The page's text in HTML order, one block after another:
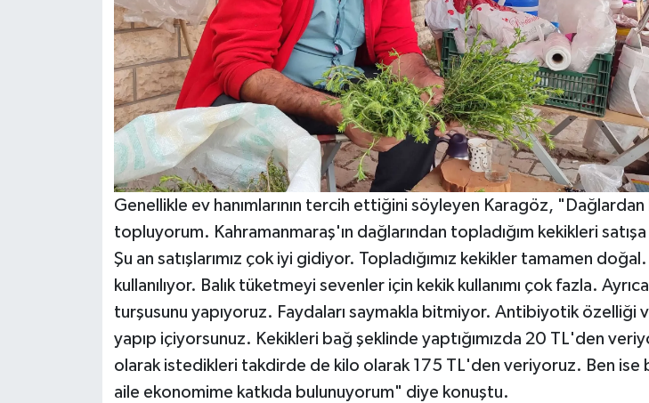
Genellikle ev hanımlarının tercih ettiğini söyleyen Karagöz, "Dağlardan
topluyorum. Kahramanmaraş'ın dağlarından topladığım kekikleri
Şu an satışlarımız çok iyi gidiyor. Topladığımız kekikler tamamen
kullanılıyor. Balık tüketmeyi sevenler için kekik kullanımı çok fazla.
turşusunu yapıyoruz. Faydaları saymakla bitmiyor. Antibiyotik özelliği
yapıp içiyorsunuz. Kekikleri bağ şeklinde yaptığımızda 20 TL'den
olarak istedikleri takdirde de kilo olarak 175 TL'den veriyoruz. Ben ise
aile ekonomime katkıda bulunuyorum" diye konuştu.